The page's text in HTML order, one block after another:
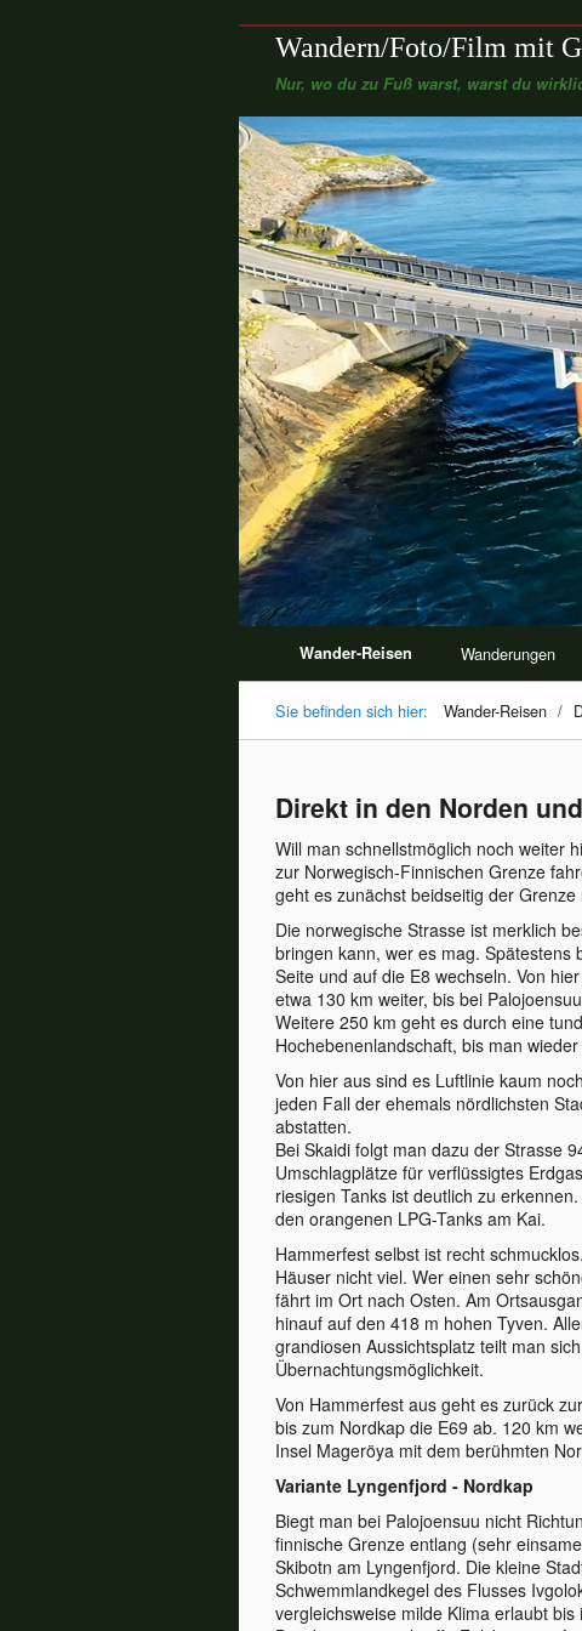
Wandern/Foto/Film mit
Nur, wo du zu Fuß warst, warst du
Wander-Reisen Wanderungen
Sie befinden sich hier: Wander-Reisen /
Direkt in den Norden
Will man schnellstmöglich noch weiter
zur Norwegisch-Finnischen Grenze
geht es zunächst beidseitig der Grenze
Die norwegische Strasse ist merklich
bringen kann, wer es mag.
Seite und auf die E8 wechseln. Von
etwa 130 km weiter, bis bei
Weitere 250 km geht es durch eine
Hochebenenlandschaft, bis man
Von hier aus sind es Luftlinie kaum
jeden Fall der ehemals nördlichsten
abstatten.
Bei Skaidi folgt man dazu der Strasse
Umschlagplätze für verflüssigtes
riesigen Tanks ist deutlich zu
den orangenen LPG-Tanks am Kai.
Hammerfest selbst ist recht
Häuser nicht viel. Wer einen sehr
fährt im Ort nach Osten. Am
hinauf auf den 418 m hohen Tyven.
grandiosen Aussichtsplatz teilt man
Übernachtungsmöglichkeit.
Von Hammerfest aus geht es zurück
bis zum Nordkap die E69 ab. 120 km
Insel Mageröya mit dem berühmten
Variante Lyngenfjord - Nordkap
Biegt man bei Palojoensuu nicht
finnische Grenze entlang (sehr
Skibotn am Lyngenfjord. Die kleine
Schwemmlandkegel des Flusses
vergleichsweise milde Klima erlaubt